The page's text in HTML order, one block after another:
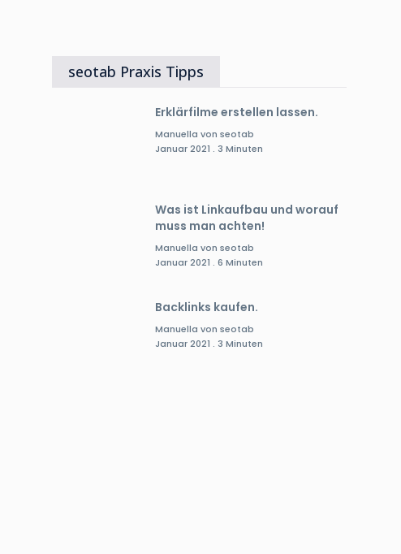
seotab Praxis Tipps
Erklärfilme erstellen lassen.
Manuella von seotab
Januar 2021 . 3 Minuten
Was ist Linkaufbau und worauf
muss man achten!
Manuella von seotab
Januar 2021 . 6 Minuten
Backlinks kaufen.
Manuella von seotab
Januar 2021 . 3 Minuten